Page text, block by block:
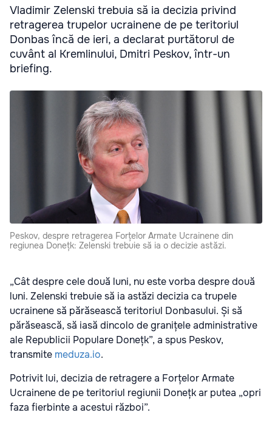
Vladimir Zelenski trebuia să ia decizia privind
retragerea trupelor ucrainene de pe teritoriul
Donbas încă de ieri, a declarat purtătorul de
cuvânt al Kremlinului, Dmitri Peskov, într-un
briefing.
Peskov, despre retragerea Forțelor Armate Ucrainene din
regiunea Donețk: Zelenski trebuie să ia o decizie astăzi.
„Cât despre cele două luni, nu este vorba despre două
luni. Zelenski trebuie să ia astăzi decizia ca trupele
ucrainene să părăsească teritoriul Donbasului. Și să
părăsească, să iasă dincolo de granițele administrative
ale Republicii Populare Donețk”, a spus Peskov,
transmite meduza.io.
Potrivit lui, decizia de retragere a Forțelor Armate
Ucrainene de pe teritoriul regiunii Donețk ar putea „opri
faza fierbinte a acestui război”.